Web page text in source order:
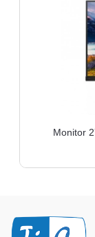
Monitor